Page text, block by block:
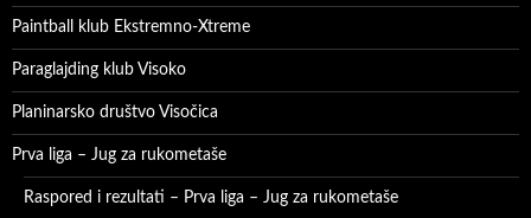
Paintball klub Ekstremno-Xtreme
Paraglajding klub Visoko
Planinarsko društvo Visočica
Prva liga – Jug za rukometaše
Raspored i rezultati – Prva liga – Jug za rukometaše